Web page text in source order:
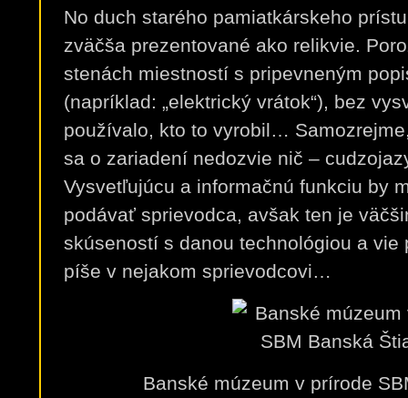
No duch starého pamiatkárskeho
zväčša prezentované ako relikvie.
stenách miestností s pripevneným
(napríklad: „elektrický vrátok“), bez
používalo, kto to vyrobil…
sa o zariadení nedozvie nič –
Vysvetľujúcu a informačnú funkciu by
podávať sprievodca, avšak ten je
skúseností s danou technológiou a
píše v nejakom sprievodcovi…
Banské múzeum v prírode